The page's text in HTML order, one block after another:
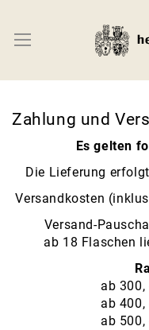
Inhalt
Zahlung und
Es gelten
Die Lieferung
Versandkosten
Versand-
ab 18 Flaschen
ab 300,
ab 400,
ab 500,